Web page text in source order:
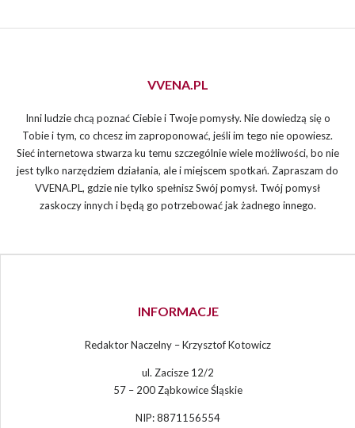
VVENA.PL
Inni ludzie chcą poznać Ciebie i Twoje pomysły. Nie dowiedzą się o
Tobie i tym, co chcesz im zaproponować, jeśli im tego nie opowiesz.
Sieć internetowa stwarza ku temu szczególnie wiele możliwości, bo nie
jest tylko narzędziem działania, ale i miejscem spotkań. Zapraszam do
VVENA.PL, gdzie nie tylko spełnisz Swój pomysł. Twój pomysł
zaskoczy innych i będą go potrzebować jak żadnego innego.
INFORMACJE
Redaktor Naczelny – Krzysztof Kotowicz
ul. Zacisze 12/2
57 – 200 Ząbkowice Śląskie
NIP: 8871156554